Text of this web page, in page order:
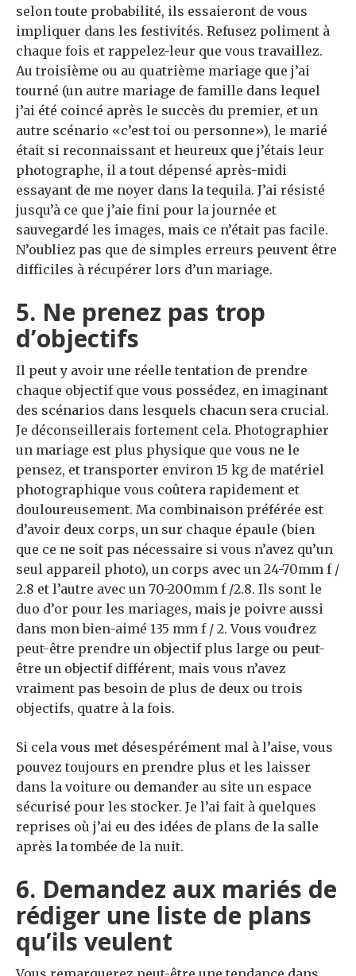
selon toute probabilité, ils essaieront de vous
impliquer dans les festivités. Refusez poliment à
chaque fois et rappelez-leur que vous travaillez.
Au troisième ou au quatrième mariage que j’ai
tourné (un autre mariage de famille dans lequel
j’ai été coincé après le succès du premier, et un
autre scénario «c’est toi ou personne»), le marié
était si reconnaissant et heureux que j’étais leur
photographe, il a tout dépensé après-midi
essayant de me noyer dans la tequila. J’ai résisté
jusqu’à ce que j’aie fini pour la journée et
sauvegardé les images, mais ce n’était pas facile.
N’oubliez pas que de simples erreurs peuvent être
difficiles à récupérer lors d’un mariage.
5. Ne prenez pas trop
d’objectifs
Il peut y avoir une réelle tentation de prendre
chaque objectif que vous possédez, en imaginant
des scénarios dans lesquels chacun sera crucial.
Je déconseillerais fortement cela. Photographier
un mariage est plus physique que vous ne le
pensez, et transporter environ 15 kg de matériel
photographique vous coûtera rapidement et
douloureusement. Ma combinaison préférée est
d’avoir deux corps, un sur chaque épaule (bien
que ce ne soit pas nécessaire si vous n’avez qu’un
seul appareil photo), un corps avec un 24-70mm f /
2.8 et l’autre avec un 70-200mm f /2.8. Ils sont le
duo d’or pour les mariages, mais je poivre aussi
dans mon bien-aimé 135 mm f / 2. Vous voudrez
peut-être prendre un objectif plus large ou peut-
être un objectif différent, mais vous n’avez
vraiment pas besoin de plus de deux ou trois
objectifs, quatre à la fois.
Si cela vous met désespérément mal à l’aise, vous
pouvez toujours en prendre plus et les laisser
dans la voiture ou demander au site un espace
sécurisé pour les stocker. Je l’ai fait à quelques
reprises où j’ai eu des idées de plans de la salle
après la tombée de la nuit.
6. Demandez aux mariés de
rédiger une liste de plans
qu’ils veulent